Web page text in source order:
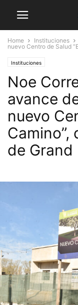
Home Instituciones
nuevo Centro de Salud
Instituciones
Noe
avance
nuevo
Camino”,
de Grand